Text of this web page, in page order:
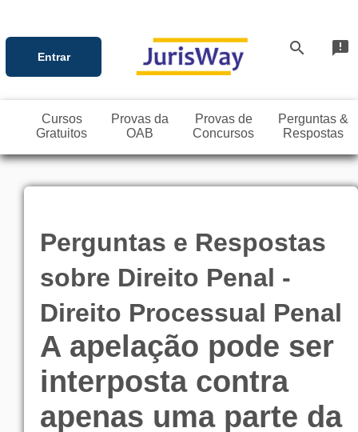
Entrar search announcement
Cursos
Gratuitos
Provas da
OAB
Provas de
Concursos
Perguntas &
Respostas
Perguntas e Respostas
sobre Direito Penal -
Direito Processual Penal
A apelação pode ser
interposta contra
apenas uma parte da